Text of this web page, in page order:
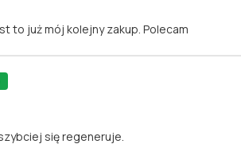
to już mój kolejny zakup. Polecam
się regeneruje.